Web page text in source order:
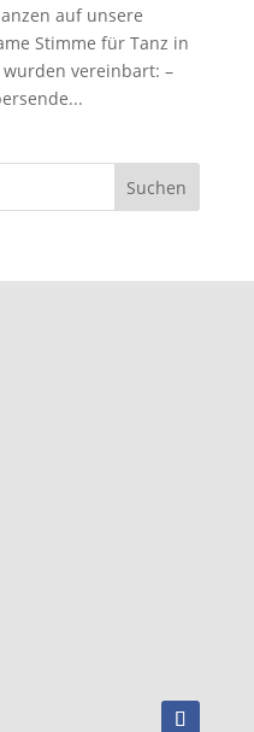
auf unsere
Stimme für Tanz in
wurden vereinbart: –